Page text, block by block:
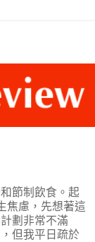
節制飲食。起
焦慮，先想著這
劃非常不滿
但我平日疏於